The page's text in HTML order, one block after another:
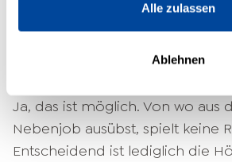
Alle zulassen
Ablehnen
Kann ich einen
Ja, das ist möglich. Von wo aus
Nebenjob ausübst, spielt keine
Entscheidend ist lediglich die